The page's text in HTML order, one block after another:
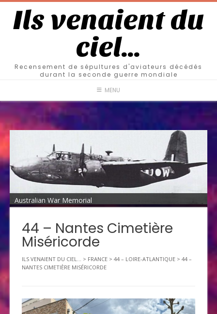
Ils venaient du
ciel…
Recensement de sépultures d'aviateurs décédés
durant la seconde guerre mondiale
MENU
Australian War Memorial
44 – Nantes Cimetière
Miséricorde
ILS VENAIENT DU CIEL... > FRANCE > 44 – LOIRE-ATLANTIQUE > 44 –
NANTES CIMETIÈRE MISÉRICORDE